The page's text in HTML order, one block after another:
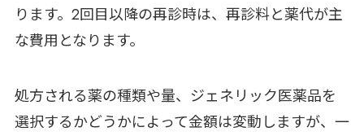
ります。2回目以降の再診時は、再診料と薬代が主
な費用となります。
処方される薬の種類や量、ジェネリック医薬品を
選択するかどうかによって金額は変動しますが、一